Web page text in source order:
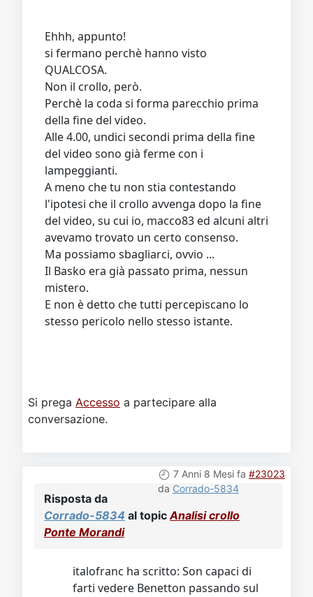
Ehhh, appunto!
si fermano perchè hanno visto
QUALCOSA.
Non il crollo, però.
Perchè la coda si forma parecchio prima
della fine del video.
Alle 4.00, undici secondi prima della fine
del video sono già ferme con i
lampeggianti.
A meno che tu non stia contestando
l'ipotesi che il crollo avvenga dopo la fine
del video, su cui io, macco83 ed alcuni altri
avevamo trovato un certo consenso.
Ma possiamo sbagliarci, ovvio ...
Il Basko era già passato prima, nessun
mistero.
E non è detto che tutti percepiscano lo
stesso pericolo nello stesso istante.
Si prega Accesso a partecipare alla
conversazione.
7 Anni 8 Mesi fa #23023
da Corrado-5834
Risposta da
Corrado-5834 al topic Analisi crollo
Ponte Morandi
italofranc ha scritto: Son capaci di
farti vedere Benetton passando sul